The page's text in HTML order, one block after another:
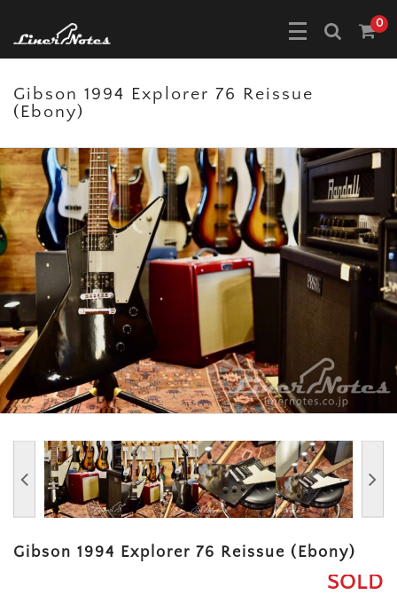
0
Gibson 1994 Explorer 76 Reissue
(Ebony)
Gibson 1994 Explorer 76 Reissue (Ebony)
SOLD